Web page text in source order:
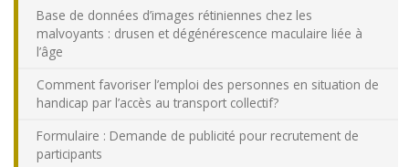
Base de données d’images rétiniennes chez les
malvoyants : drusen et dégénérescence maculaire liée à
l’âge
Comment favoriser l’emploi des personnes en situation de
handicap par l’accès au transport collectif?
Formulaire : Demande de publicité pour recrutement de
participants